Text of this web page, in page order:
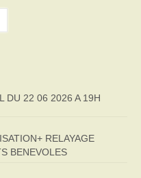
DU 22 06 2026 A 19H
RELAYAGE
BENEVOLES